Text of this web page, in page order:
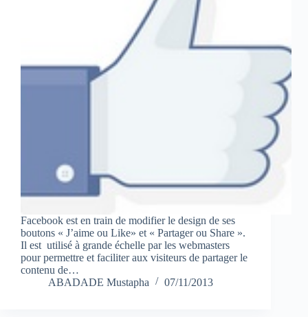
Facebook est en train de modifier le design de ses
boutons « J’aime ou Like» et « Partager ou Share ».
Il est utilisé à grande échelle par les webmasters
pour permettre et faciliter aux visiteurs de partager le
contenu de…
ABADADE Mustapha
07/11/2013